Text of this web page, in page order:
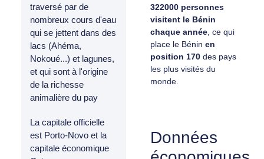
traversé par de
nombreux cours d'eau
qui se jettent dans des
lacs (Ahéma,
Nokoué...) et lagunes,
et qui sont à l'origine
de la richesse
animalière du pay
La capitale officielle
est Porto-Novo et la
capitale économique
322000 personnes
visitent le Bénin
chaque année , ce qui
place le Bénin en
position 170 des pays
les plus visités du
monde.
Données